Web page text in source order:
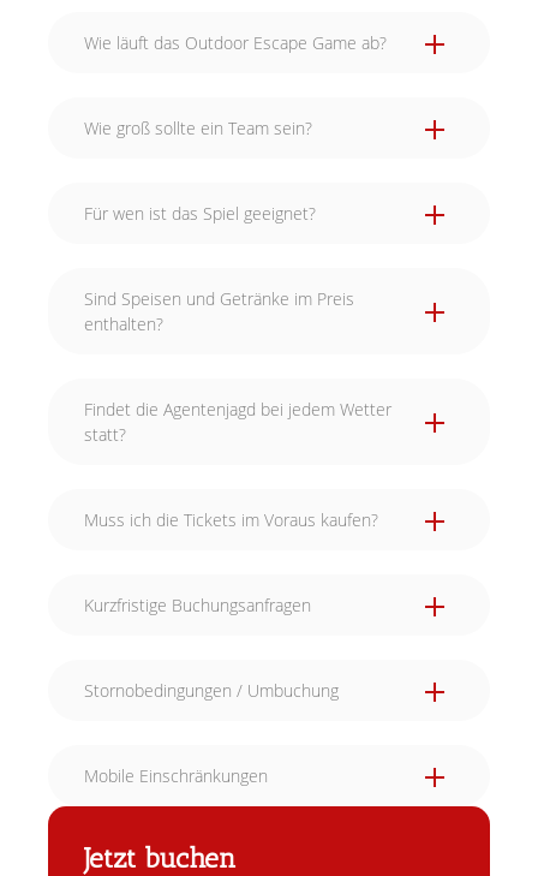
Wie läuft das Outdoor Escape Game ab?
Wie groß sollte ein Team sein?
Für wen ist das Spiel geeignet?
Sind Speisen und Getränke im Preis
enthalten?
Findet die Agentenjagd bei jedem Wetter
statt?
Muss ich die Tickets im Voraus kaufen?
Kurzfristige Buchungsanfragen
Stornobedingungen / Umbuchung
Mobile Einschränkungen
Jetzt buchen